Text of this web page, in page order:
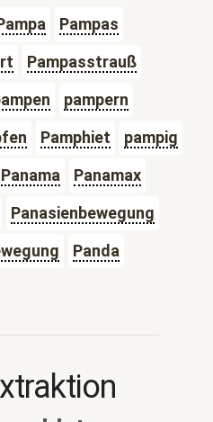
Pampas
Pampasstrauß
pampern
Pamphiet
pampig
Panama
Panamax
Panasienbewegung
Panda